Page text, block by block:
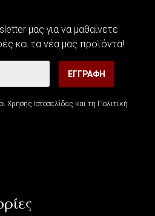
μας για να μαθαίνετε
και τα νέα μας προϊόντα!
ΕΓΓΡΑΦΉ
Χρήσης Ιστοσελίδας και τη Πολιτική